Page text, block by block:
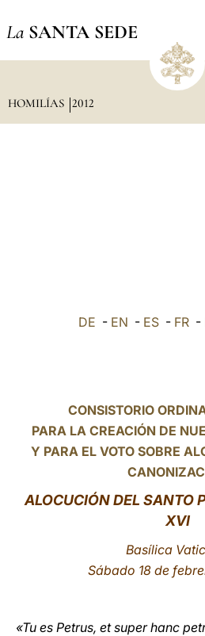
La SANTA SEDE
HOMILÍAS 2012
DE - EN - ES - FR -
CONSISTORIO
PARA LA CREACIÓN DE
Y PARA EL VOTO SOBRE
ALOCUCIÓN DEL SANTO
XVI
Basílica
Sábado 18 de
«Tu es Petrus, et super hanc